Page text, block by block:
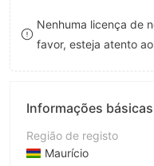
9 9
Nenhuma licença de
favor, esteja atento
Informações básicas
Região de registo
Maurício